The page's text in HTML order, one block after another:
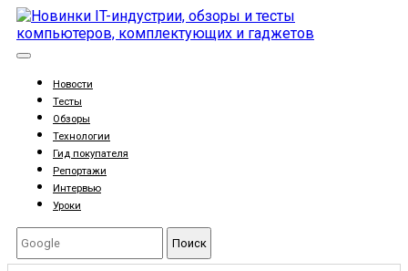
Новости
Тесты
Обзоры
Технологии
Гид покупателя
Репортажи
Интервью
Уроки
Поиск